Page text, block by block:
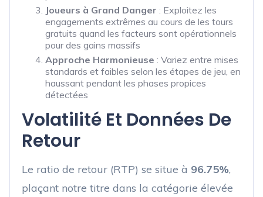
Joueurs à Grand Danger : Exploitez les
engagements extrêmes au cours de les tours
gratuits quand les facteurs sont opérationnels
pour des gains massifs
Approche Harmonieuse : Variez entre mises
standards et faibles selon les étapes de jeu, en
haussant pendant les phases propices
détectées
Volatilité Et Données De
Retour
Le ratio de retour (RTP) se situe à 96.75%,
plaçant notre titre dans la catégorie élevée